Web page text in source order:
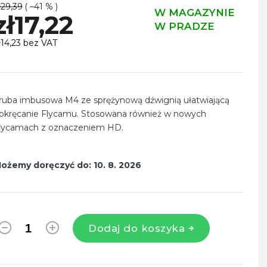
( –41 % )
W MAGAZYNIE
W PRADZE
bez VAT
doręczyć do: 10. 8. 2026
Dodaj do koszyka
imbusowa M4 ze sprężynową dźwignią ułatwiającą
Flycamu. Stosowana również w nowych
z oznaczeniem HD.